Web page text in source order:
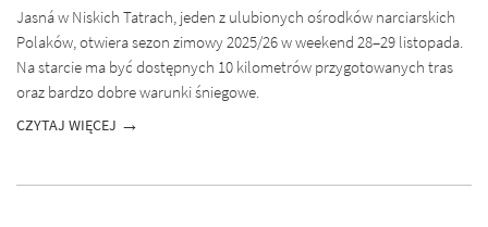
Jasná w Niskich Tatrach, jeden z ulubionych ośrodków narciarskich
Polaków, otwiera sezon zimowy 2025/26 w weekend 28–29 listopada.
Na starcie ma być dostępnych 10 kilometrów przygotowanych tras
oraz bardzo dobre warunki śniegowe.
CZYTAJ WIĘCEJ